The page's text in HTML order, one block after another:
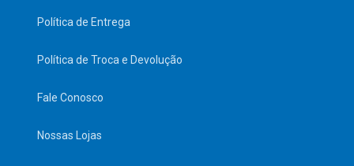
Política de Entrega
Política de Troca e Devolução
Fale Conosco
Nossas Lojas